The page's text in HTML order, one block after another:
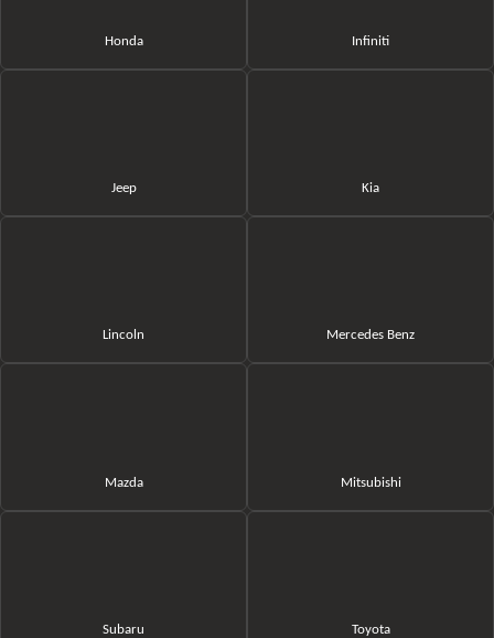
Honda Infiniti
Jeep Kia
Lincoln Mercedes Benz
Mazda Mitsubishi
Subaru Toyota